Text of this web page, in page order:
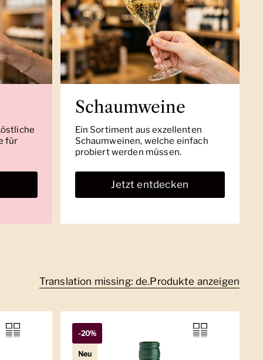
für
Schaumweine
Ein Sortiment aus exzellenten
Schaumweinen, welche einfach
probiert werden müssen.
Jetzt entdecken
Translation missing: de.Produkte anzeigen
-20%
Neu